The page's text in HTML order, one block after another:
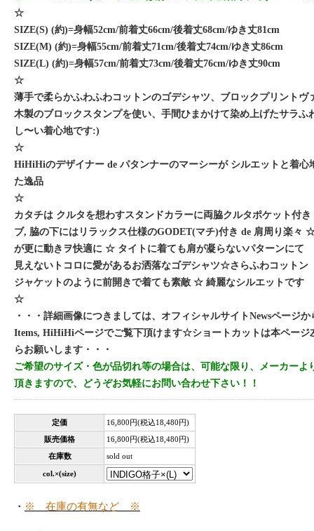
☆
SIZE(S) (約)=身幅52cm/前着丈66cm/後着丈68cm/ゆき丈81cm
SIZE(M) (約)=身幅55cm/前着丈71cm/後着丈74cm/ゆき丈86cm
SIZE(L) (約)=身幅57cm/前着丈73cm/後着丈76cm/ゆき丈90cm
☆
薄手で柔らかふわふわコットンのゴデシャツ、ブロックプリントヴ
木製のブロックスタンプを使い、手間ひまかけて染め上げたサラふ
し〜い着心地です:)
☆
HiHiHiのデザイナー de パタンナーのマーシーが シルエットと着心
た逸品
☆
カタチは クルタを想わすスタンドカラーに両脇クルタポケット付
ブ, 脇の下にはリラックス仕様のGODET(マチ)付き de 肩周り楽々
が更に動きヲ快適に ☆ タイトに着ても肩が凝らないパターンにて
見えないトコロに愛があるお洒落なゴデシャツ☆さらふわコットン
ジャケットのように前開きで着ても素敵 ☆ 綺麗なシルエットです
☆
・・・詳細画像につきましては、オフィシャルサイトNewsページ
Items, HiHiHiページでご覧下頂けます☆ショートカットは本ページ
らお願いします・・・
ご希望のサイズ・色が品切れ等の場合は、可能な限り、メーカーよ
頂きますので、どうぞお気軽にお問い合わせ下さい！！
定価
16,800円(税込18,480円)
販売価格
16,800円(税込18,480円)
在庫数
sold out
col.×(size)
・ ※ 在庫の有無など ※